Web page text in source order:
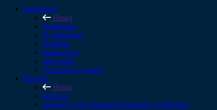
Компания
Назад
Компания
О компании
Отзывы
Реквизиты
Дипломы
Доставка и оплата
Каталог
Назад
Каталог
Запчасти для стоматологических установок